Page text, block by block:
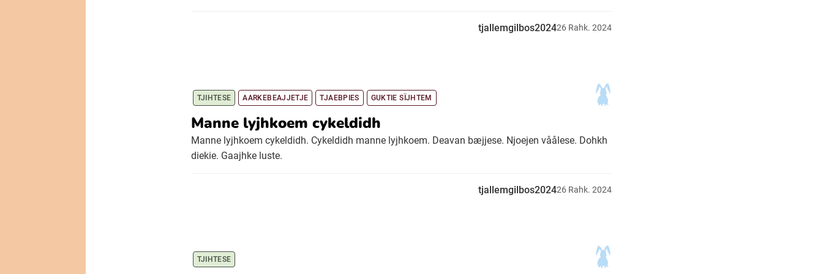
tjallemgilbos202426 Rahk. 2024
TJIHTESE AARKEBEAJJETJE TJAEBPIES GUKTIE SÏJHTEM
Manne lyjhkoem cykeldidh
Manne lyjhkoem cykeldidh. Cykeldidh manne lyjhkoem. Deavan bæjjese. Njoejen våålese. Dohkh
diekie. Gaajhke luste.
tjallemgilbos202426 Rahk. 2024
TJIHTESE